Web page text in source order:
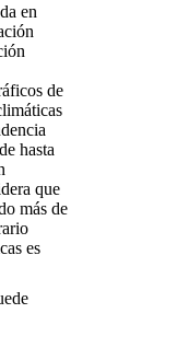
en
de
hasta
que
más de
es